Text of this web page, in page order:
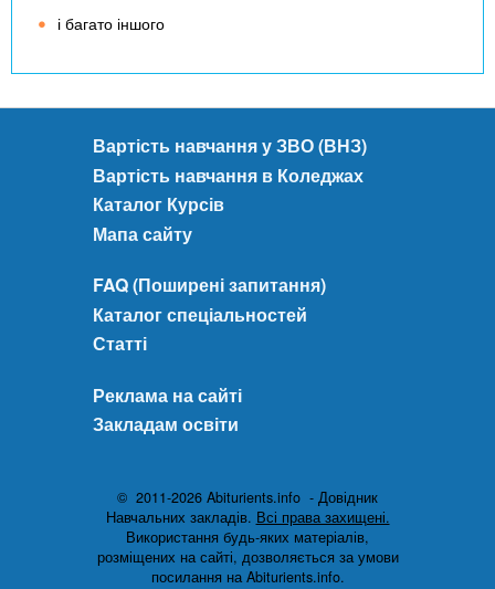
і багато іншого
Вартість навчання у ЗВО (ВНЗ)
Вартість навчання в Коледжах
Каталог Курсів
Мапа сайту
FAQ (Поширені запитання)
Каталог спеціальностей
Статті
Реклама на сайті
Закладам освіти
© 2011-2026 Abiturients.info - Довідник
Навчальних закладів. Всі права захищені.
Використання будь-яких матеріалів,
розміщених на сайті, дозволяється за умови
посилання на Abiturients.info.